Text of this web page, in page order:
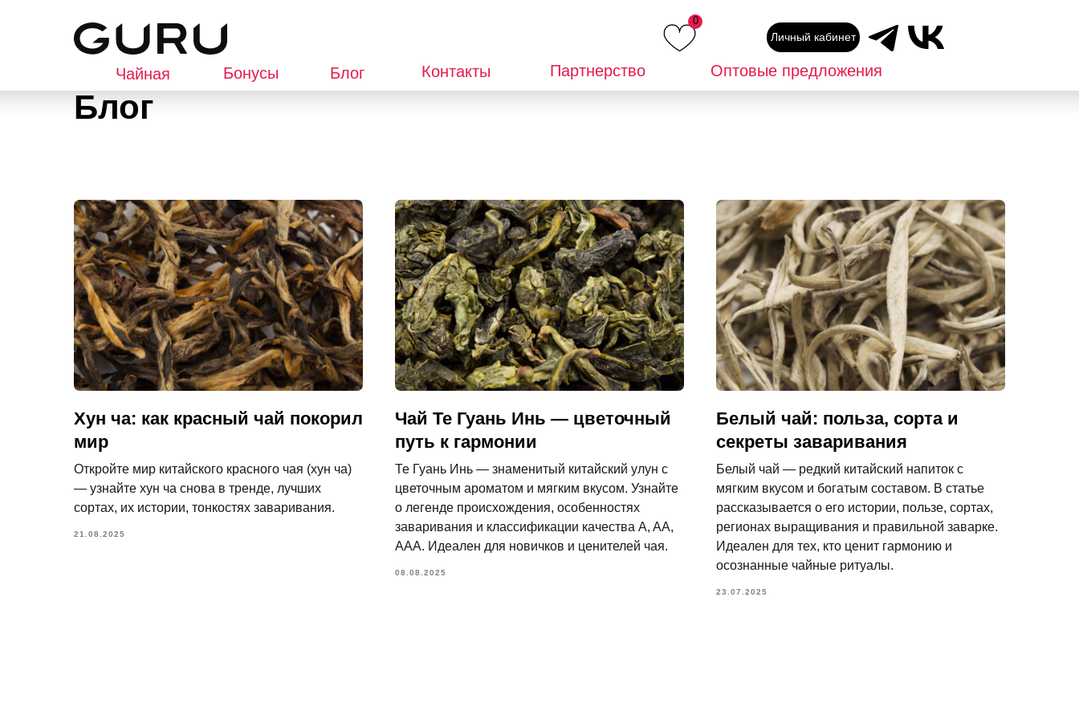
Блог
Бонусы
Чайная Оптовые предложения
Партнерство
Контакты
0
Личный кабинет
Главная → Блог
Блог
Хун ча: как красный чай покорил
мир
Откройте мир китайского красного чая (хун ча)
— узнайте хун ча снова в тренде, лучших
сортах, их истории, тонкостях заваривания.
21.08.2025
Чай Те Гуань Инь — цветочный
путь к гармонии
Те Гуань Инь — знаменитый китайский улун с
цветочным ароматом и мягким вкусом. Узнайте
о легенде происхождения, особенностях
заваривания и классификации качества A, AA,
AAA. Идеален для новичков и ценителей чая.
08.08.2025
Белый чай: польза, сорта и
секреты заваривания
Белый чай — редкий китайский напиток с
мягким вкусом и богатым составом. В статье
рассказывается о его истории, пользе, сортах,
регионах выращивания и правильной заварке.
Идеален для тех, кто ценит гармонию и
осознанные чайные ритуалы.
23.07.2025